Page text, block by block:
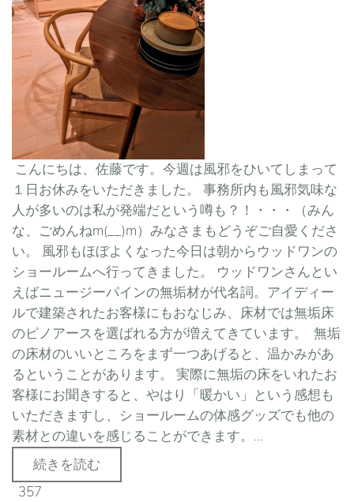
こんにちは、佐藤です。今週は風邪をひいてしまって
１日お休みをいただきました。 事務所内も風邪気味な
人が多いのは私が発端だという噂も？！・・・（みん
な、ごめんねm(__)m）みなさまもどうぞご自愛くださ
い。 風邪もほぼよくなった今日は朝からウッドワンの
ショールームへ行ってきました。 ウッドワンさんとい
えばニュージーパインの無垢材が代名詞。アイディー
ルで建築されたお客様にもおなじみ、床材では無垢床
のピノアースを選ばれる方が増えてきています。 無垢
の床材のいいところをまず一つあげると、温かみがあ
るということがあります。 実際に無垢の床をいれたお
客様にお聞きすると、やはり「暖かい」という感想も
いただきますし、ショールームの体感グッズでも他の
素材との違いを感じることができます。...
続きを読む
357